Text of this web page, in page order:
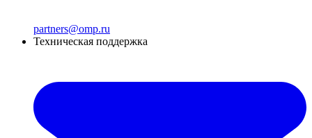
partners@omp.ru
Техническая поддержка